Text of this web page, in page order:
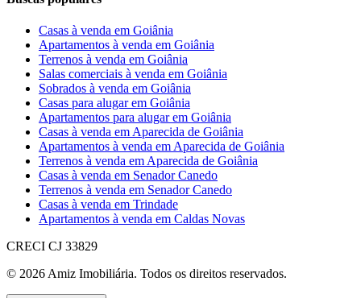
Casas à venda em Goiânia
Apartamentos à venda em Goiânia
Terrenos à venda em Goiânia
Salas comerciais à venda em Goiânia
Sobrados à venda em Goiânia
Casas para alugar em Goiânia
Apartamentos para alugar em Goiânia
Casas à venda em Aparecida de Goiânia
Apartamentos à venda em Aparecida de Goiânia
Terrenos à venda em Aparecida de Goiânia
Casas à venda em Senador Canedo
Terrenos à venda em Senador Canedo
Casas à venda em Trindade
Apartamentos à venda em Caldas Novas
CRECI CJ 33829
© 2026Amiz Imobiliária. Todos os direitos reservados.